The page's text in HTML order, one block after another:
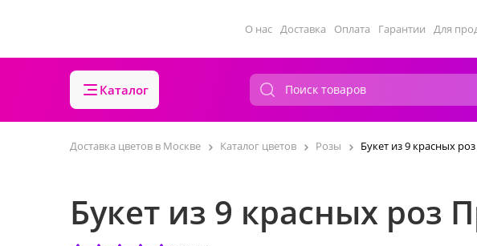
О нас Доставка Оплата Гарантии Для
Каталог
Доставка цветов в Москве Каталог цветов Розы Букет из 9 красных
Букет из 9 красных роз